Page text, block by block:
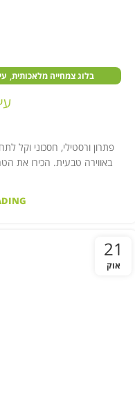
בלוג צמחייה מלאכותית,
פתרון ורסטילי, חסכוני וקל
באווירה טבעית. הכירו את
21
אוק